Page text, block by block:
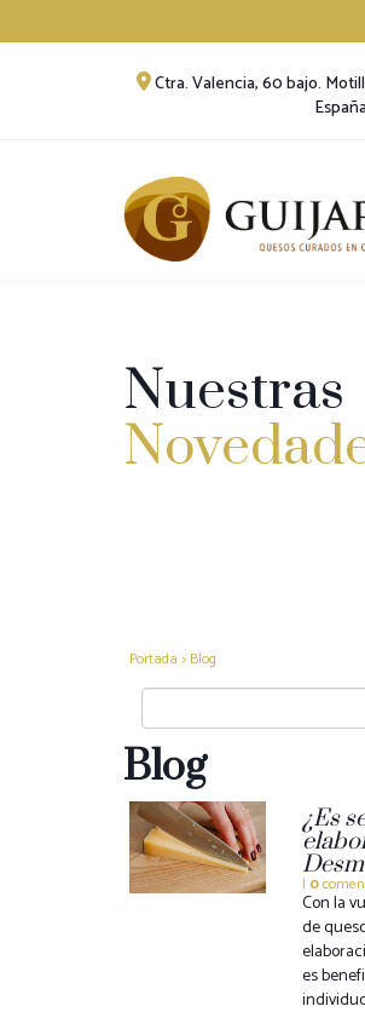
Ctra. Valencia, 60 bajo.
España
Nuestras
Portada > Blog
Blog
¿Es
| 0
Con la
de
es